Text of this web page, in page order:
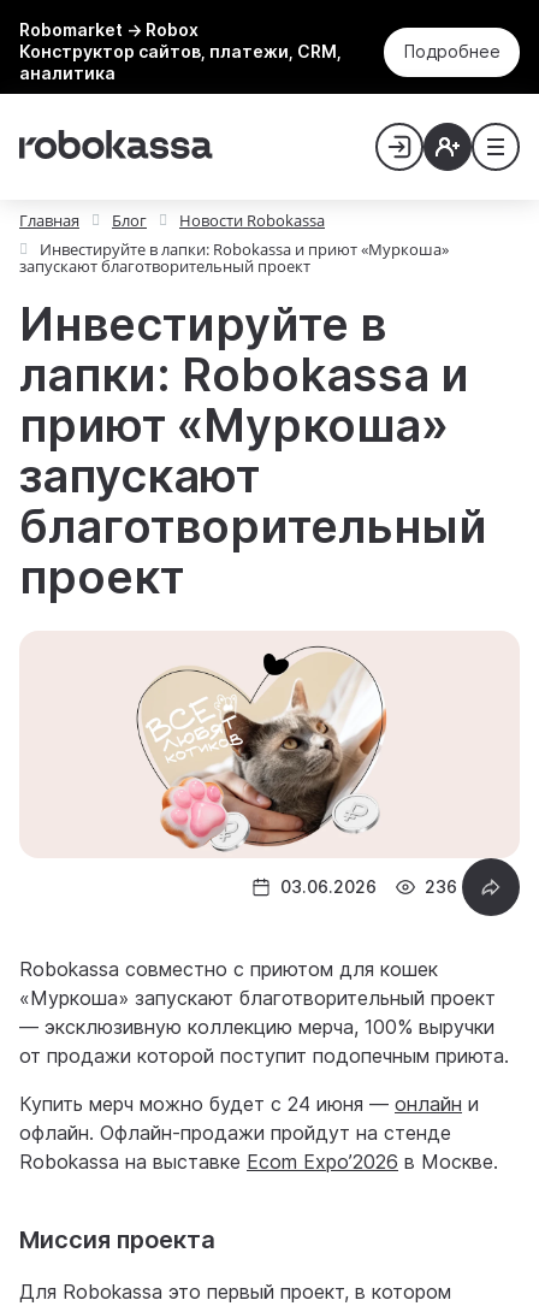
Robomarket → Robox
Конструктор сайтов, платежи, CRM,
аналитика
Подробнее
Главная Блог
Новости Robokassa
Инвестируйте в лапки: Robokassa и приют «Муркоша»
запускают благотворительный проект
Инвестируйте в
лапки: Robokassa и
приют «Муркоша»
запускают
благотворительный
проект
03.06.2026 236
Robokassa совместно с приютом для кошек
«Муркоша» запускают благотворительный проект
— эксклюзивную коллекцию мерча, 100% выручки
от продажи которой поступит подопечным приюта.
Купить мерч можно будет с 24 июня — онлайн и
офлайн. Офлайн-продажи пройдут на стенде
Robokassa на выставке Ecom Expo’2026 в Москве.
Миссия проекта
Для Robokassa это первый проект, в котором